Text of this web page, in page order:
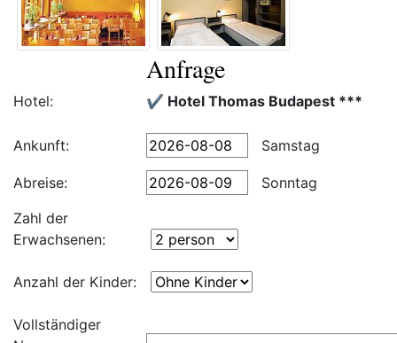
Anfrage
Hotel: ✔️ Hotel Thomas Budapest ***
Ankunft: Samstag
Abreise:
Sonntag
Zahl der
Erwachsenen:
Anzahl der Kinder:
Vollständiger